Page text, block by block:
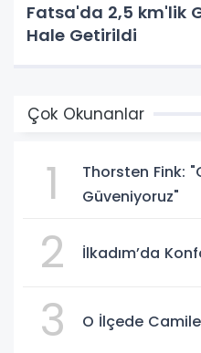
Fatsa'da 2,5 km'lik
Hale Getirildi
Çok Okunanlar
1
Thorsten Fink:
Güveniyoruz"
2 İlkadım’da
3 O İlçede